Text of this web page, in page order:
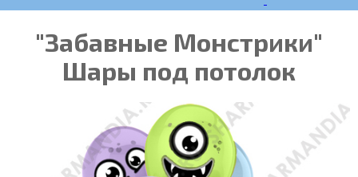
"Забавные Монстрики"
Шары под потолок